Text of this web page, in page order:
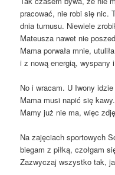
pracować, nie robi się nic.
dnia turnusu. Niewiele
Mateusza nawet nie
Mama porwała mnie,
i z nową energią, wyspany
No i wracam. U Iwony
Mama musi napić się
Mamy już nie ma, więc
Na zajęciach sportowych
biegam z piłką, czołgam
Zazwyczaj wszystko tak,